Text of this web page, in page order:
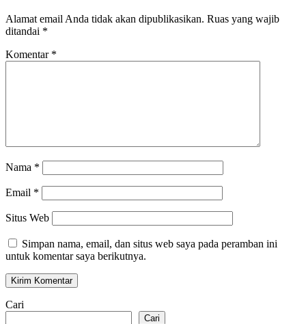
Alamat email Anda tidak akan dipublikasikan. Ruas yang wajib
ditandai *
Komentar *
Nama *
Email *
Situs Web
Simpan nama, email, dan situs web saya pada peramban ini
untuk komentar saya berikutnya.
Cari
Cari